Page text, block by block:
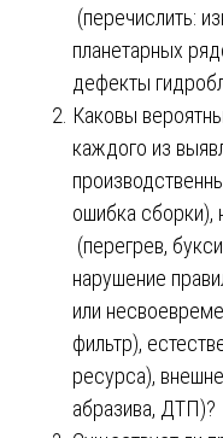
(перечислить:
планетарных
дефекты
Каковы
каждого из
ошибка сборки),
(перегрев,
нарушение
или
фильтр),
ресурса),
абразива, ДТП)?